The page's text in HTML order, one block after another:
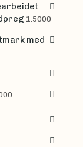
1:5000
med